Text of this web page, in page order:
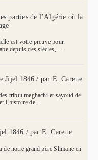
parties de l’Algérie où la
est votre preuve pour
depuis des siècles,…
Jijel 1846 / par E. Carette
tribut meghachi et sayoud de
l,histoire de…
1846 / par E. Carette
notre grand père Slimane en